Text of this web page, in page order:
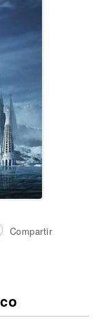
Compartir